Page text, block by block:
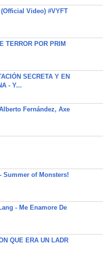
Video) #VYFT
TERROR POR PRIM
SECRETA Y EN
- Y...
Fernández, Axe
Summer of Monsters!
- Me Enamore De
QUE ERA UN LADR